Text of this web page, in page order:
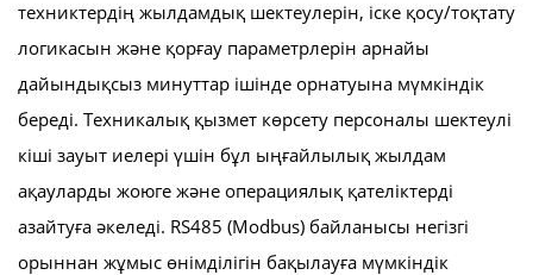
техниктердің жылдамдық шектеулерін, іске қосу/тоқтату
логикасын және қорғау параметрлерін арнайы
дайындықсыз минуттар ішінде орнатуына мүмкіндік
береді. Техникалық қызмет көрсету персоналы шектеулі
кіші зауыт иелері үшін бұл ыңғайлылық жылдам
ақауларды жоюге және операциялық қателіктерді
азайтуға әкеледі. RS485 (Modbus) байланысы негізгі
орыннан жұмыс өнімділігін бақылауға мүмкіндік